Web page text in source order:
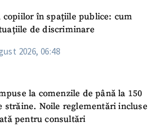
copiilor în spațiile publice: cum
de discriminare
2026, 06:48
la comenzile de până la 150
străine. Noile reglementări incluse
pentru consultări